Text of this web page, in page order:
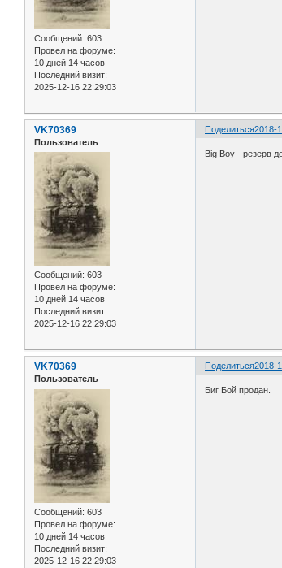
Сообщений: 603
Провел на форуме:
10 дней 14 часов
Последний визит:
2025-12-16 22:29:03
Поделиться2018-
VK70369
Пользователь
Сообщений: 603
Провел на форуме:
10 дней 14 часов
Последний визит:
2025-12-16 22:29:03
Big Boy - резерв
Поделиться2018-
VK70369
Пользователь
Сообщений: 603
Провел на форуме:
10 дней 14 часов
Последний визит:
2025-12-16 22:29:03
Биг Бой продан.